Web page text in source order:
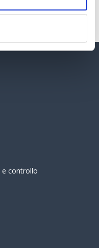
e controllo